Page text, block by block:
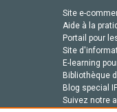
Site e-
Aide à la
Portail pour
Site
E-learning
Bibliothèque
Blog special
Suivez notre